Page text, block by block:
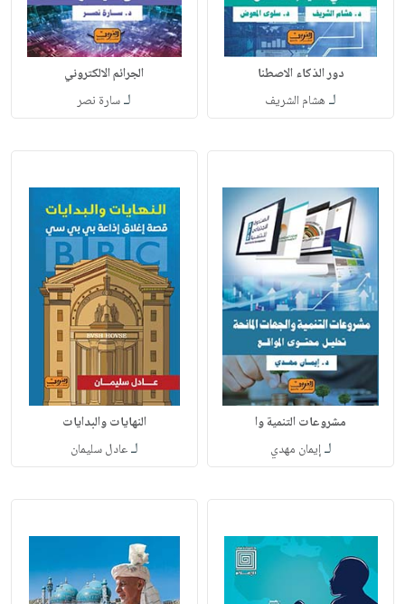
دور الذكاء الاصطنا
لـ هشام الشريف
الجرائم الالكتروني
لـسارة نصر
مشروعات التنمية وا
لـإيمان مهدي
النهايات والبدايات
لـعادل سليمان